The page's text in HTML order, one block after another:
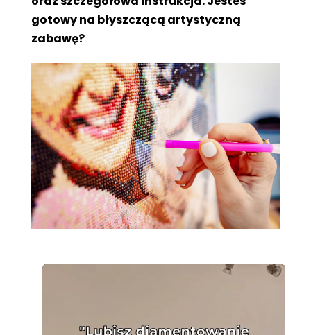
gotowy na błyszczącą artystyczną
zabawę?